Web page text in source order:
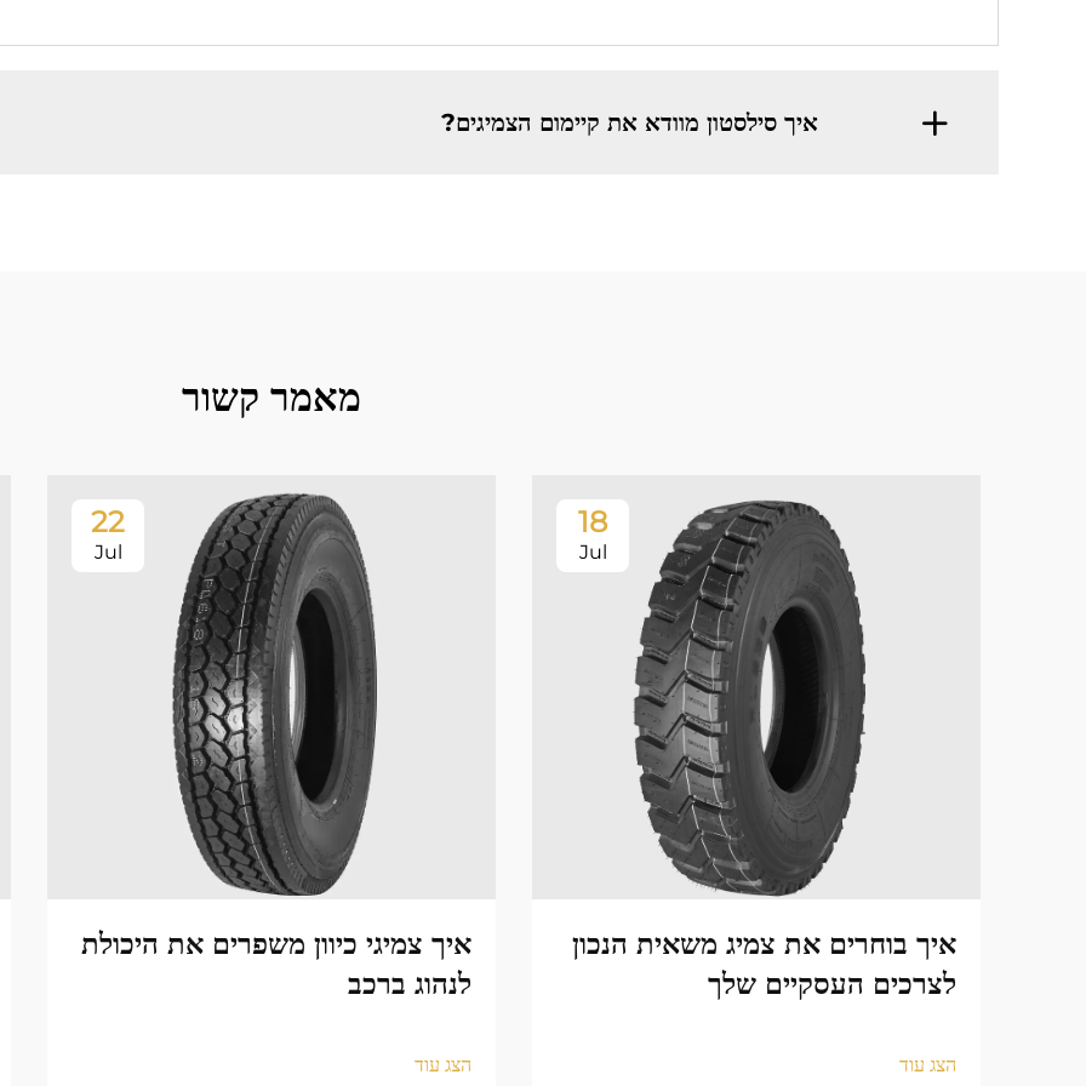
איך סילסטון מוודא את קיימום הצמיגים?
מאמר קשור
18
Jul
איך בוחרים את צמיג משאית הנכון
לצרכים העסקיים שלך
הצג עוד
22
Jul
איך צמיגי כיוון משפרים את היכולת
לנהוג ברכב
הצג עוד